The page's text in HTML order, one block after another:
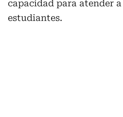
capacidad para atender a
estudiantes.